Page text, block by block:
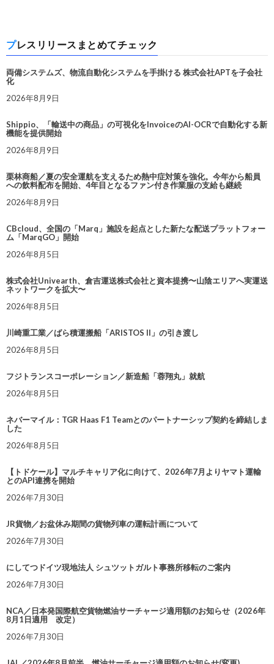
プレスリリースまとめてチェック
両備システムズ、物流自動化システムを手掛ける 株式会社APTを子会社
化
2026年8月9日
Shippio、「輸送中の商品」の可視化をInvoiceのAI-OCRで自動化する新
機能を提供開始
2026年8月9日
栗林商船／夏の安全運航を支えるため熱中症対策を強化。今年から船員
への飲料配布を開始、4年目となるファン付き作業服の支給も継続
2026年8月9日
CBcloud、全国の「Marq」施設を起点とした新たな配送プラットフォー
ム「MarqGO」開始
2026年8月5日
株式会社Univearth、倉吉運送株式会社と資本提携〜山陰エリアへ実運送
ネットワークを拡大〜
2026年8月5日
川崎重工業／ばら積運搬船「ARISTOS II」の引き渡し
2026年8月5日
フジトランスコーポレーション／新造船「蓉翔丸」就航
2026年8月5日
ネバーマイル：TGR Haas F1 Teamとのパートナーシップ契約を締結しま
した
2026年8月5日
【トドケール】マルチキャリア化に向けて、2026年7月よりヤマト運輸
とのAPI連携を開始
2026年7月30日
JR貨物／お盆休み期間の貨物列車の運転計画について
2026年7月30日
にしてつドイツ現地法人 シュツットガルト事務所移転のご案内
2026年7月30日
NCA／日本発国際航空貨物燃油サーチャージ適用額のお知らせ（2026年
8月1日適用 改定）
2026年7月30日